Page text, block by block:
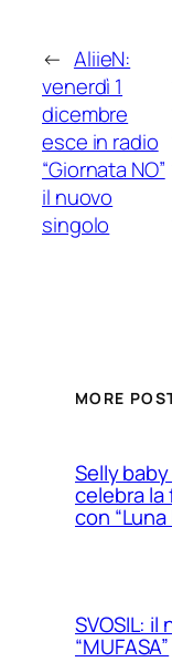
← AliieN:
venerdì 1
dicembre
esce in radio
“Giornata NO”
il nuovo
singolo
MORE
Selly
celebra
con
SVOSIL:
“MUFASA”